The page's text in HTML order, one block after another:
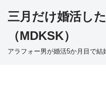
テ
三月だけ婚活し
（MDKSK）
アラフォー男が婚活5か月目で結